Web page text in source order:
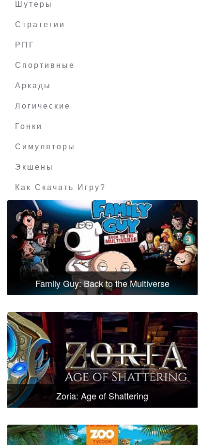
Шутеры
Стратегии
РПГ
Спортивные
Аркады
Логические
Гонки
Симуляторы
Экшены
Как Скачать Игру?
Family Guy: Back to the Multiverse
Zoria: Age of Shattering